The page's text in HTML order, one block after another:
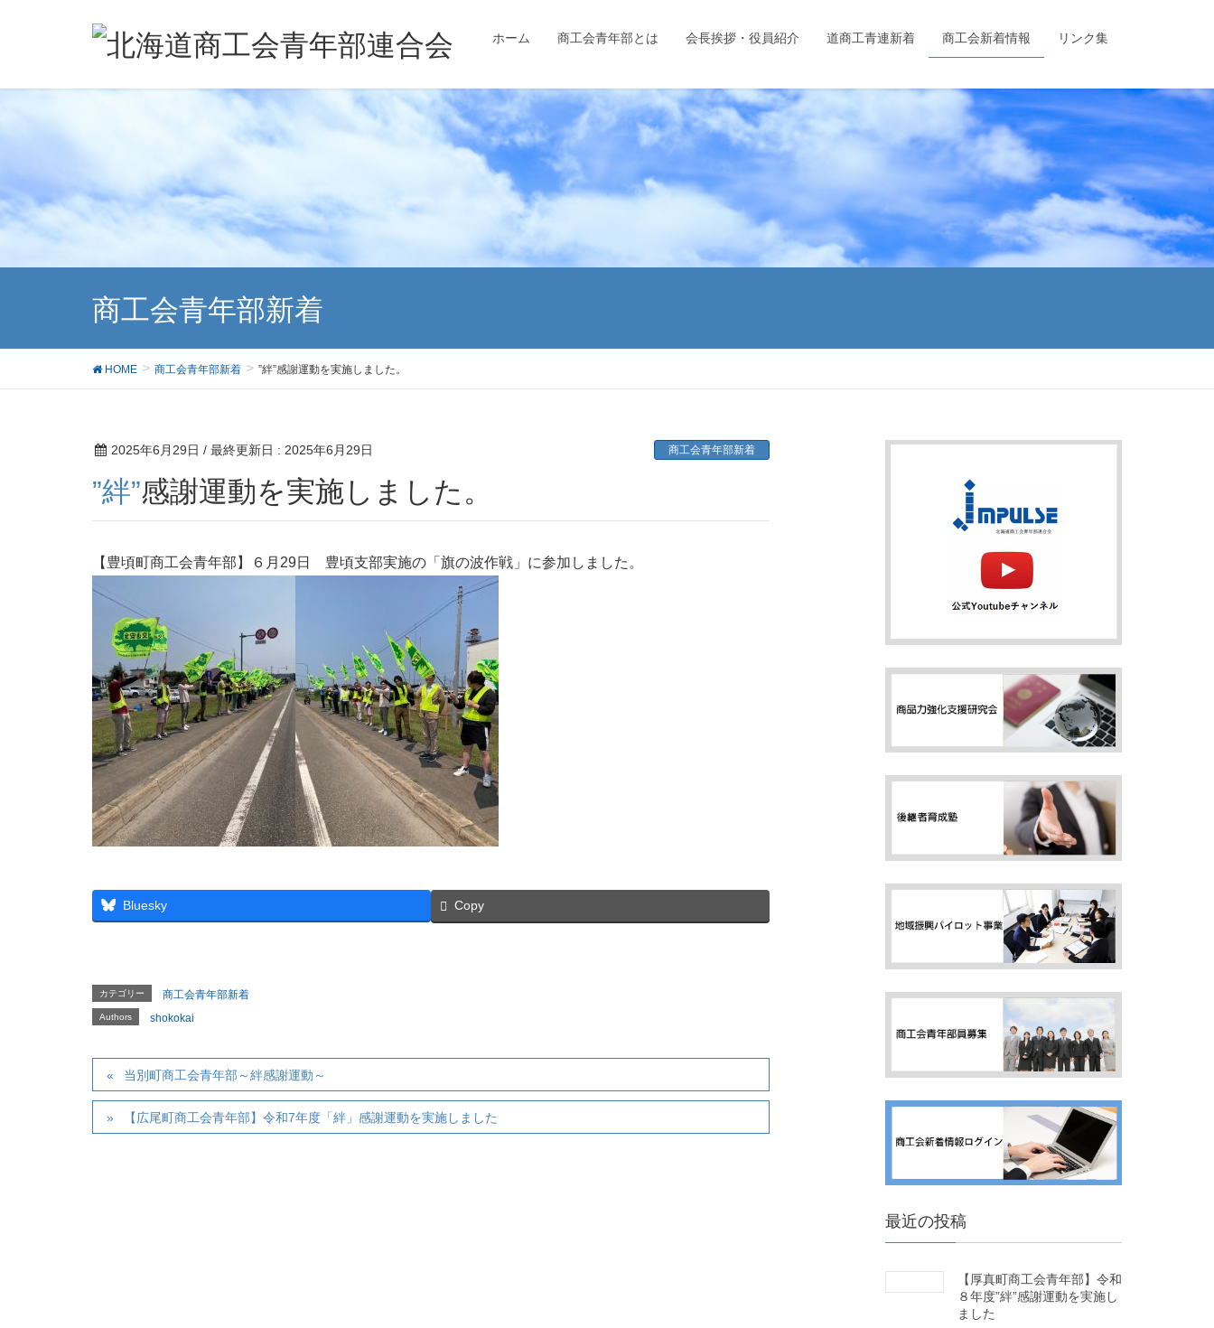
ホーム 商工会青年部とは 会長挨拶・役員紹介 道商工青連新着 商工会新着情報 リンク集
商工会青年部新着
HOME 商工会青年部新着 ”絆”感謝運動を実施しました。
2025年6月29日 / 最終更新日 : 2025年6月29日 商工会青年部新着
”絆”感謝運動を実施しました。
【豊頃町商工会青年部】６月29日 豊頃支部実施の「旗の波作戦」に参加しました。
Bluesky Copy
カテゴリー 商工会青年部新着
Authors shokokai
当別町商工会青年部～絆感謝運動～
【広尾町商工会青年部】令和7年度「絆」感謝運動を実施しました
最近の投稿
【厚真町商工会青年部】令和
８年度”絆”感謝運動を実施し
ました